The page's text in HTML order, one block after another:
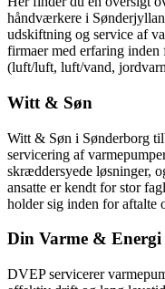
håndværkere i
udskiftning og service af
firmaer med erfaring
(luft/luft, luft/vand,
Witt & Søn
Witt & Søn i Sønderborg
servicering af
skræddersyede løsninger,
ansatte er kendt for stor
holder sig inden for aftalte
Din Varme &
DVEP servicerer